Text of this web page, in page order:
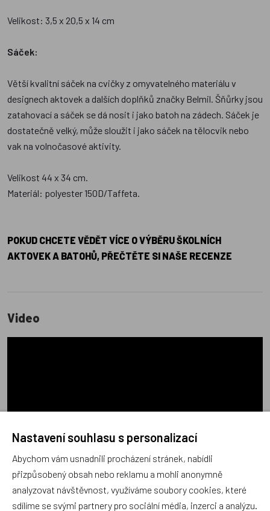
Velikost: 3,5 x 20,5 x 14 cm
Sáček:
Větší kvalitní sáček na cvičky z omyvatelného materiálu v
designech aktovek a dalších doplňků značky Belmil. Šňůrky jsou
zatahovací a sáček se dá nosit i jako batoh na zádech. Sáček je
dostatečně velký, může sloužit i jako sáček na tělocvik nebo
vak na volnočasové aktivity.
Velikost 44 x 34 cm.
Materiál: polyester 150D/Taffeta.
POKUD CHCETE VĚDĚT VÍCE O VÝBĚRU ŠKOLNÍCH
AKTOVEK A BATOHŮ, PŘEČTĚTE SI NAŠE RECENZE
Video
Nastavení souhlasu s personalizací
Abychom vám usnadnili procházení stránek, nabídli
přizpůsobený obsah nebo reklamu a mohli anonymně
analyzovat návštěvnost, využíváme soubory cookies, které
sdílíme se svými partnery pro sociální média, inzerci a analýzu.